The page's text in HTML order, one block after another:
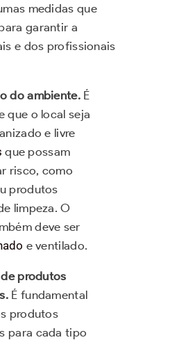
medidas que
garantir a
e dos profissionais
do ambiente.É
que o local seja
e livre
que possam
risco, como
produtos
limpeza. O
deve ser
e ventilado.
produtos
É fundamental
produtos
para cada tipo